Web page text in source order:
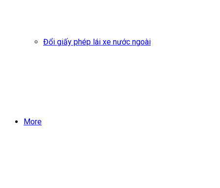
Đổi giấy phép lái xe nước ngoài
More